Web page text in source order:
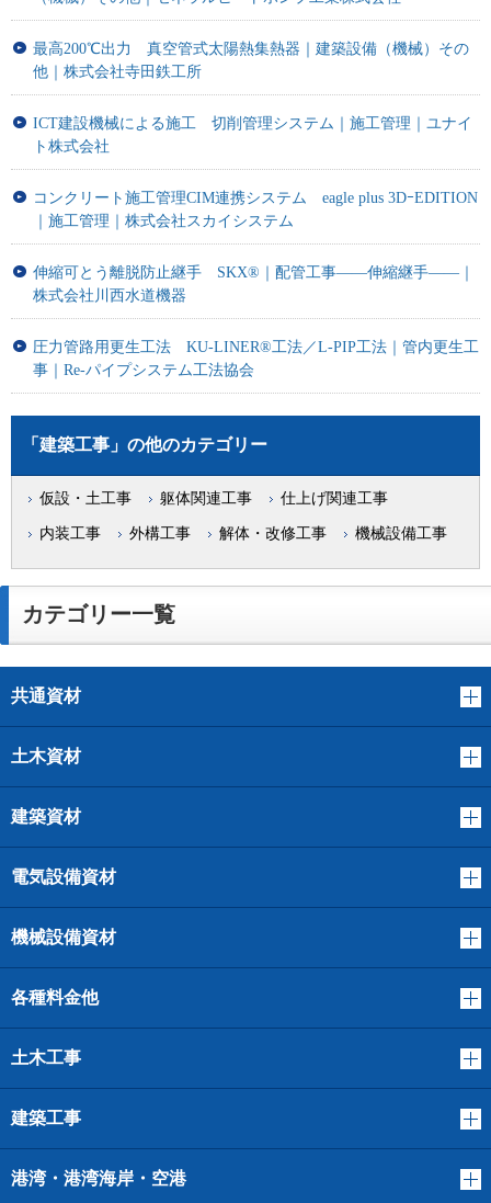
最高200℃出力 真空管式太陽熱集熱器｜建築設備（機械）その
他｜株式会社寺田鉄工所
ICT建設機械による施工 切削管理システム｜施工管理｜ユナイ
ト株式会社
コンクリート施工管理CIM連携システム eagle plus 3DｰEDITION
｜施工管理｜株式会社スカイシステム
伸縮可とう離脱防止継手 SKX®｜配管工事――伸縮継手――｜
株式会社川西水道機器
圧力管路用更生工法 KU-LINER®工法／L-PIP工法｜管内更生工
事｜Re-パイプシステム工法協会
「建築工事」の他のカテゴリー
仮設・土工事 躯体関連工事 仕上げ関連工事
内装工事 外構工事 解体・改修工事 機械設備工事
カテゴリー一覧
共通資材
土木資材
建築資材
電気設備資材
機械設備資材
各種料金他
土木工事
建築工事
港湾・港湾海岸・空港